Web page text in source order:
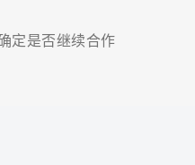
定是否继续合作